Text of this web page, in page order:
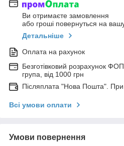
Ви отримаєте замовлення
або гроші повернуться на
Детальніше
Оплата на рахунок
Безготівковий розрахунок
група, від 1000 грн
Післяплата "Нова Пошта". При
Всі умови оплати
Умови повернення